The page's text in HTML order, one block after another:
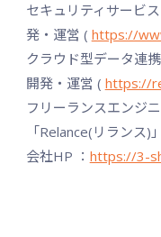
セキュリティサービ
発・運営 ( https://
クラウド型データ連
開発・運営 ( https://
フリーランスエンジ
「Relance(リランス)
会社HP ： https://3-